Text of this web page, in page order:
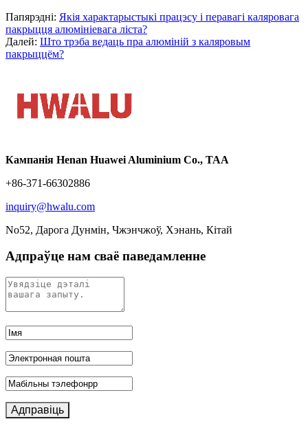
Папярэдні: Якія характарыстыкі працэсу і перавагі каляровага
пакрыцця алюмініевага ліста?
Далей: Што трэба ведаць пра алюміній з каляровым
пакрыццём?
Кампанія Henan Huawei Aluminium Co., ТАА
+86-371-66302886
inquiry@hwalu.com
No52, Дарога Дунмін, Чжэнчжоў, Хэнань, Кітай
Адпраўце нам сваё паведамленне